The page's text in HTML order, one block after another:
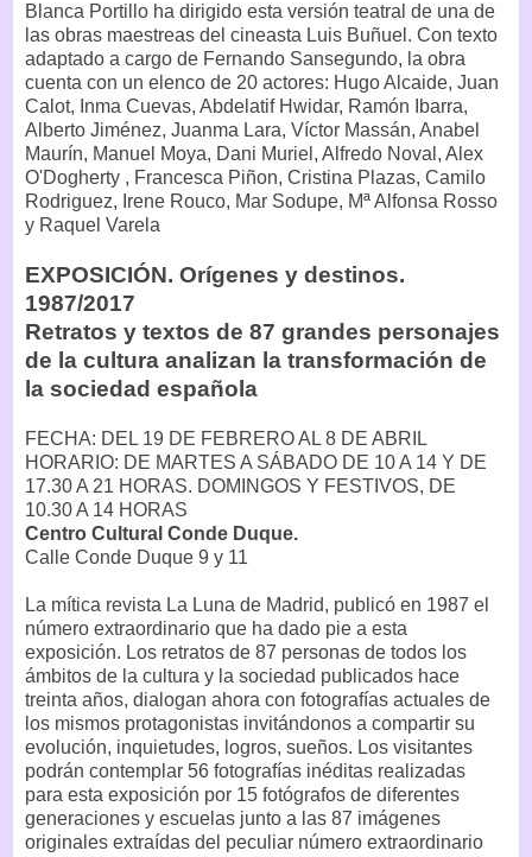
Blanca Portillo ha dirigido esta versión teatral de una de
las obras maestreas del cineasta Luis Buñuel. Con texto
adaptado a cargo de Fernando Sansegundo, la obra
cuenta con un elenco de 20 actores: Hugo Alcaide, Juan
Calot, Inma Cuevas, Abdelatif Hwidar, Ramón Ibarra,
Alberto Jiménez, Juanma Lara, Víctor Massán, Anabel
Maurín, Manuel Moya, Dani Muriel, Alfredo Noval, Alex
O'Dogherty , Francesca Piñon, Cristina Plazas, Camilo
Rodriguez, Irene Rouco, Mar Sodupe, Mª Alfonsa Rosso
y Raquel Varela
EXPOSICIÓN. Orígenes y destinos.
1987/2017
Retratos y textos de 87 grandes personajes
de la cultura analizan la transformación de
la sociedad española
FECHA: DEL 19 DE FEBRERO AL 8 DE ABRIL
HORARIO: DE MARTES A SÁBADO DE 10 A 14 Y DE
17.30 A 21 HORAS. DOMINGOS Y FESTIVOS, DE
10.30 A 14 HORAS
Centro Cultural Conde Duque.
Calle Conde Duque 9 y 11
La mítica revista La Luna de Madrid, publicó en 1987 el
número extraordinario que ha dado pie a esta
exposición. Los retratos de 87 personas de todos los
ámbitos de la cultura y la sociedad publicados hace
treinta años, dialogan ahora con fotografías actuales de
los mismos protagonistas invitándonos a compartir su
evolución, inquietudes, logros, sueños. Los visitantes
podrán contemplar 56 fotografías inéditas realizadas
para esta exposición por 15 fotógrafos de diferentes
generaciones y escuelas junto a las 87 imágenes
originales extraídas del peculiar número extraordinario